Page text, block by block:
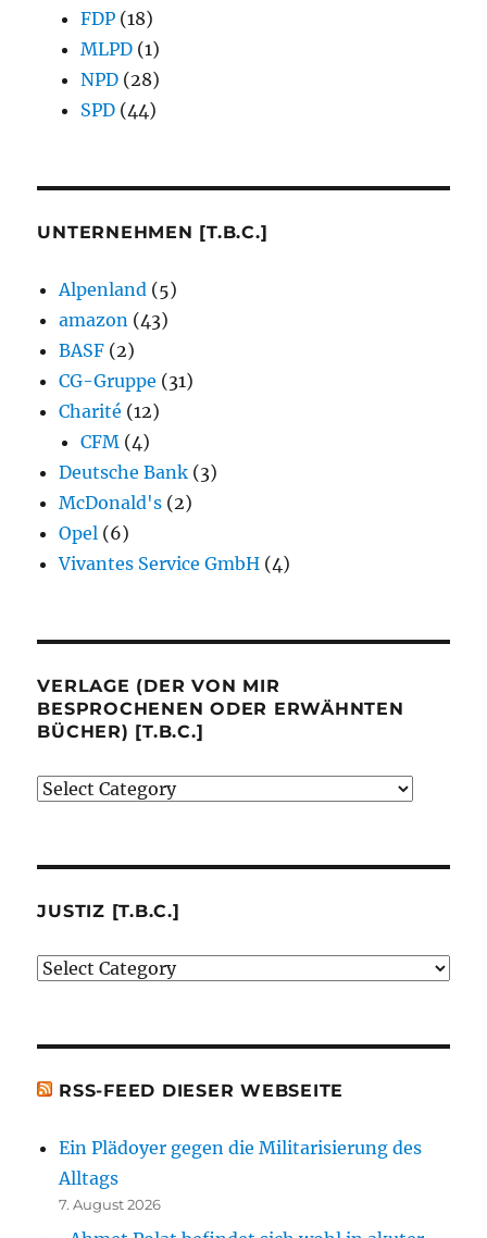
FDP (18)
MLPD (1)
NPD (28)
SPD (44)
UNTERNEHMEN [T.B.C.]
Alpenland (5)
amazon (43)
BASF (2)
CG-Gruppe (31)
Charité (12)
CFM (4)
Deutsche Bank (3)
McDonald's (2)
Opel (6)
Vivantes Service GmbH (4)
VERLAGE (DER VON MIR
BESPROCHENEN ODER ERWÄHNTEN
BÜCHER) [T.B.C.]
Verlage
besprochenen
erwähnten
JUSTIZ [T.B.C.]
Justiz
RSS-FEED DIESER WEBSEITE
Ein Plädoyer gegen die Militarisierung des
Alltags
7. August 2026